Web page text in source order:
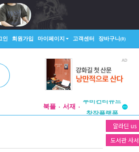
인 회원가입 마이페이지 고객센터 장바구니(0)
북플 서재
창작플랫폼
투비컨티뉴드
알라딘 us
도서관 사서